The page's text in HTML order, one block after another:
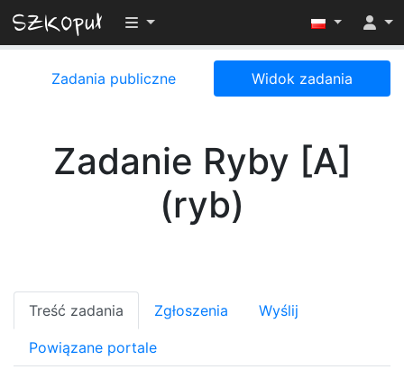
Przełącz widoczność menu
Zadania publiczne Widok zadania
Zadanie Ryby [A]
(ryb)
Treść zadania Zgłoszenia Wyślij
Powiązane portale